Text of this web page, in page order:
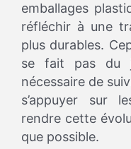
emballages
réfléchir à une
plus durables.
se fait pas du
nécessaire de
s’appuyer sur
rendre cette
que possible.